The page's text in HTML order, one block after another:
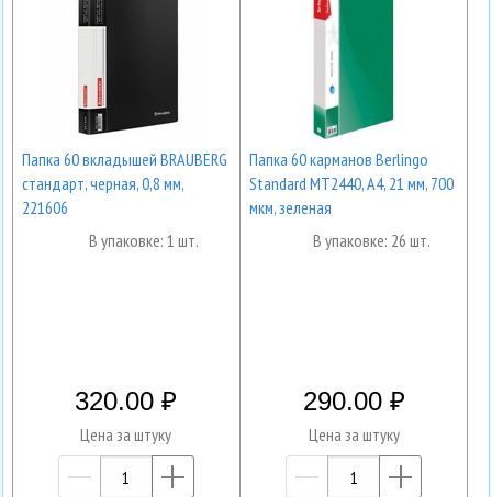
Папка 60 вкладышей BRAUBERG
стандарт, черная, 0,8 мм,
221606
В упаковке: 1 шт.
320.00
Цена за штуку
—
Папка 60 карманов Berlingo
Standard MT2440, А4, 21 мм, 700
мкм, зеленая
В упаковке: 26 шт.
290.00
Цена за штуку
—